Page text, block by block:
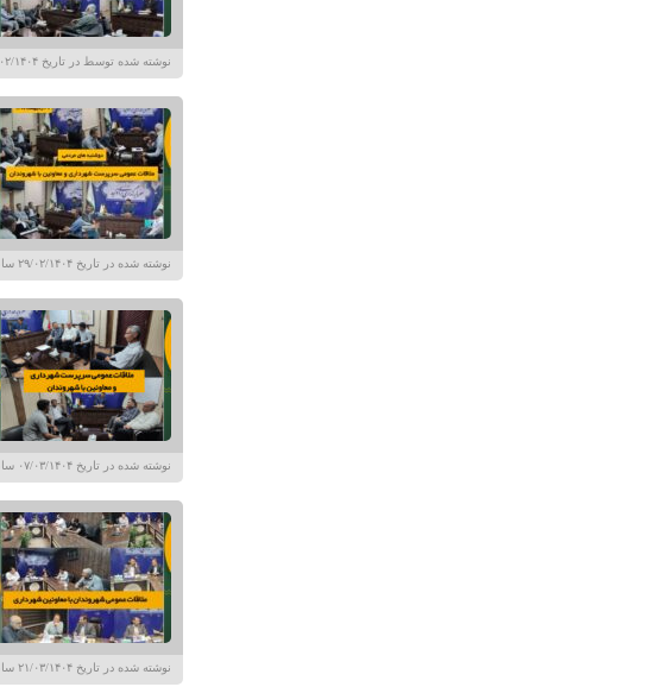
نوشته شده در تاریخ ۲۱/۰۳/۱۴۰۴ ساعت ۰۸:۲۹ |
نوشته شده در تاریخ ۰۷/۰۳/۱۴۰۴ ساعت ۰۸:۵۵ |
نوشته شده در تاریخ ۲۹/۰۲/۱۴۰۴ ساعت ۰۹:۳۷ |
نوشته شده توسط در تاریخ ۲۴/۰۲/۱۴۰۴ ساعت ۰۴:۲۱ |